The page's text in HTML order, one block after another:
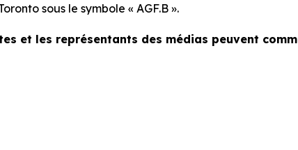
sous le symbole « AGF.B ».
et les représentants des médias peuvent